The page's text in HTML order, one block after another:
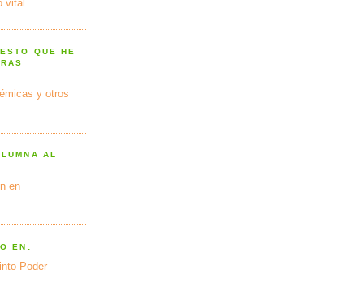
vital
QUE HE
y otros
AL
en
EN:
Poder